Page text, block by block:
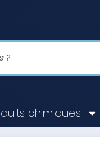
chimiques